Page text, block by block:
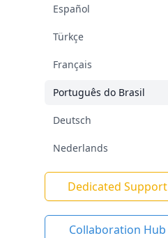
Español
Türkçe
Français
Português do Brasil
Deutsch
Nederlands
Dedicated Support
Collaboration Hub